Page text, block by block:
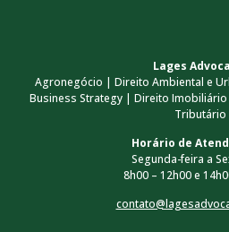
Lages
Agronegócio | Direito Ambiental e
Business Strategy | Direito
Tributário
Horário de
Segunda-feira a
8h00 – 12h00 e